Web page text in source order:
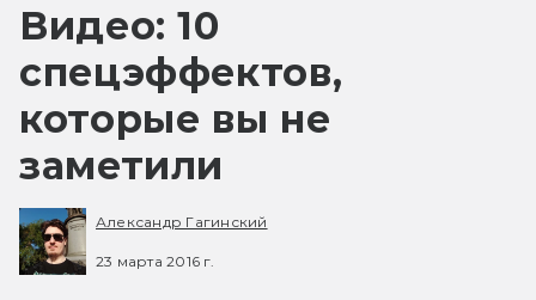
Видео: 10
спецэффектов,
которые вы не
заметили
Александр Гагинский
23 марта 2016 г.